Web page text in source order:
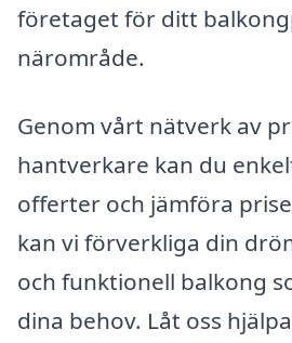
företaget för ditt
närområde.
Genom vårt nätverk av
hantverkare kan du
offerter och jämföra
kan vi förverkliga din
och funktionell balkong
dina behov. Låt oss